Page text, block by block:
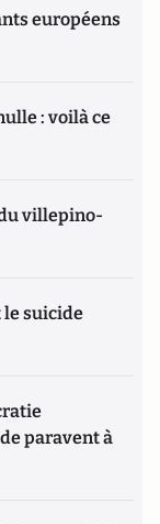
européens
: voilà ce
villepino-
le suicide
paravent à